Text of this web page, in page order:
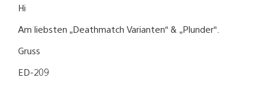
Hi
Am liebsten „Deathmatch Varianten“ & „Plunder“.
Gruss
ED-209